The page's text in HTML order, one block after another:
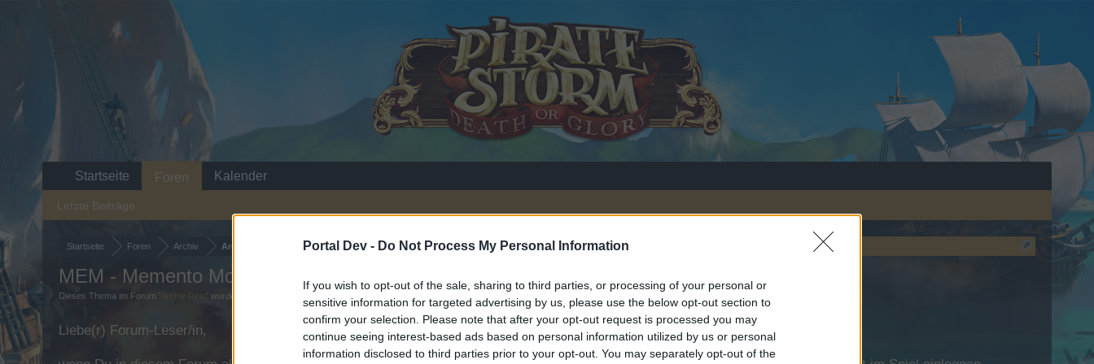
Portal Dev - Do Not Process My Personal Information
If you wish to opt-out of the sale, sharing to third parties, or processing of your personal or
sensitive information for targeted advertising by us, please use the below opt-out section to
confirm your selection. Please note that after your opt-out request is processed you may
continue seeing interest-based ads based on personal information utilized by us or personal
information disclosed to third parties prior to your opt-out. You may separately opt-out of the
Startseite Foren Archiv Archiv Rest
MEM - Memento Mori sucht noch Member
Dieses Thema im Forum ' Archiv Rest' wurde von
Liebe(r) Forum-Leser/in,
Startseite Foren
Letzte Beiträge
Kalender